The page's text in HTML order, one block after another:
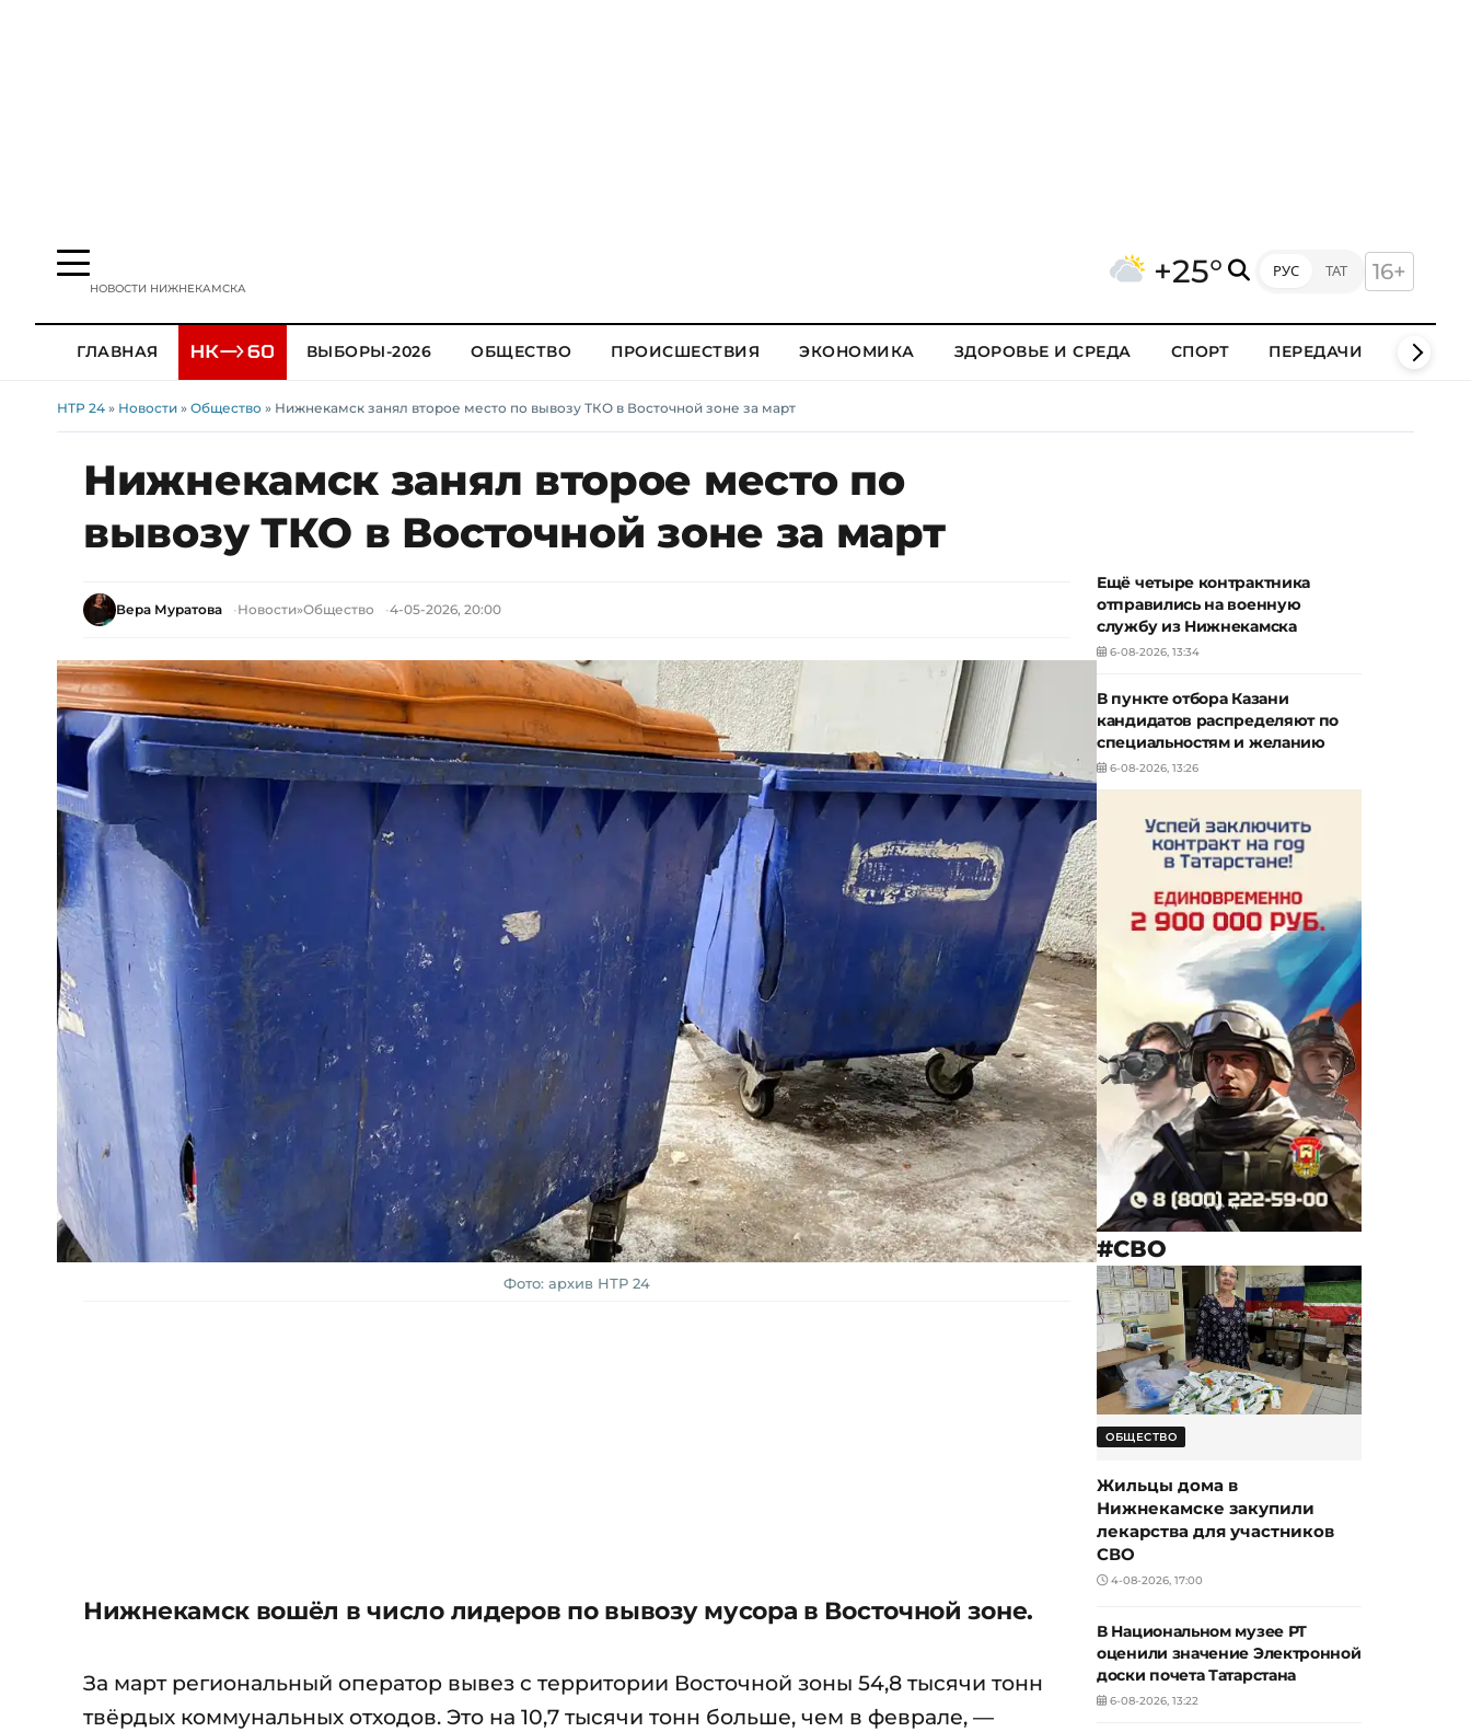
НОВОСТИ НИЖНЕКАМСКА +25° РУС ТАТ 16+
ГЛАВНАЯ ВЫБОРЫ-2026 ОБЩЕСТВО ПРОИСШЕСТВИЯ ЭКОНОМИКА ЗДОРОВЬЕ И СРЕДА СПОРТ ПЕРЕДАЧИ КЛИПЫ
НТР 24 » Новости » Общество » Нижнекамск занял второе место по вывозу ТКО в Восточной зоне за март
Нижнекамск занял второе место по
вывозу ТКО в Восточной зоне за март
Вера Муратова Новости»Общество 4-05-2026, 20:00
Фото: архив НТР 24
Нижнекамск вошёл в число лидеров по вывозу мусора в Восточной зоне.
За март региональный оператор вывез с территории Восточной зоны 54,8 тысячи тонн
твёрдых коммунальных отходов. Это на 10,7 тысячи тонн больше, чем в феврале, —
Ещё четыре контрактника
отправились на военную
службу из Нижнекамска
6-08-2026, 13:34
В пункте отбора Казани
кандидатов распределяют по
специальностям и желанию
6-08-2026, 13:26
#СВО
ОБЩЕСТВО
Жильцы дома в
Нижнекамске закупили
лекарства для участников
СВО
4-08-2026, 17:00
В Национальном музее РТ
оценили значение Электронной
доски почета Татарстана
6-08-2026, 13:22